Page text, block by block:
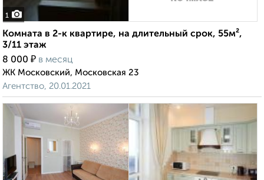
1
Комната в 2-к квартире, на длительный срок, 55м²,
3/11 этаж
8 000 ₽ в месяц
ЖК Московский, Московская 23
Агентство, 20.01.2021